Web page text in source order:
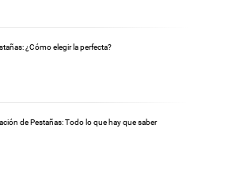
¿Cómo elegir la perfecta?
de Pestañas: Todo lo que hay que saber